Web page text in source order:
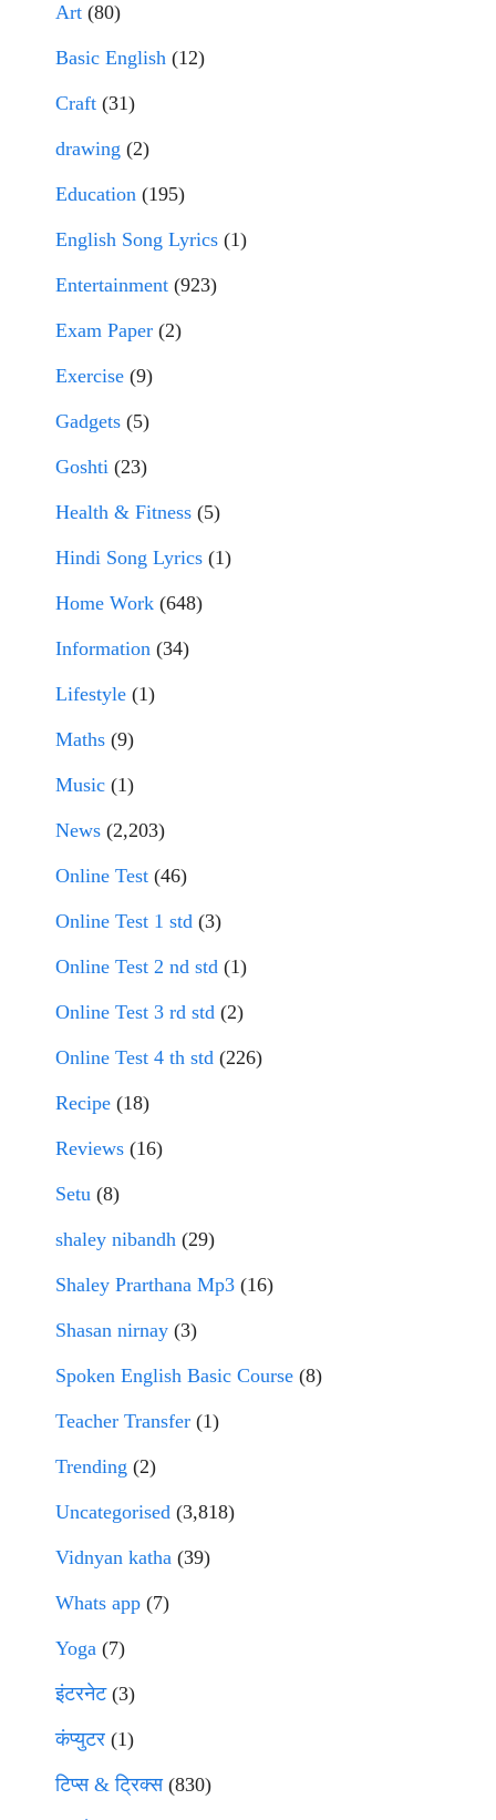
Art (80)
Basic English (12)
Craft (31)
drawing (2)
Education (195)
English Song Lyrics (1)
Entertainment (923)
Exam Paper (2)
Exercise (9)
Gadgets (5)
Goshti (23)
Health & Fitness (5)
Hindi Song Lyrics (1)
Home Work (648)
Information (34)
Lifestyle (1)
Maths (9)
Music (1)
News (2,203)
Online Test (46)
Online Test 1 std (3)
Online Test 2 nd std (1)
Online Test 3 rd std (2)
Online Test 4 th std (226)
Recipe (18)
Reviews (16)
Setu (8)
shaley nibandh (29)
Shaley Prarthana Mp3 (16)
Shasan nirnay (3)
Spoken English Basic Course (8)
Teacher Transfer (1)
Trending (2)
Uncategorised (3,818)
Vidnyan katha (39)
Whats app (7)
Yoga (7)
इंटरनेट(3)
कंप्युटर (1)
टिप्स & ट्रिक्स(830)